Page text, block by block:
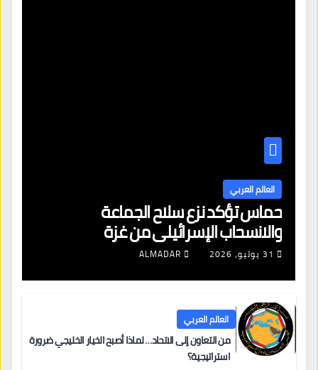
العالم العربي
حماس تؤكد نزع سلاح الجماعة
والانسحاب الإسرائيلي من غزة
31 يوليو، 2026 ALMADAR
العالم العربي
من التعاون إلى الاتحاد… لماذا أصبح الخيار الخليجي ضرورة
استراتيجية؟